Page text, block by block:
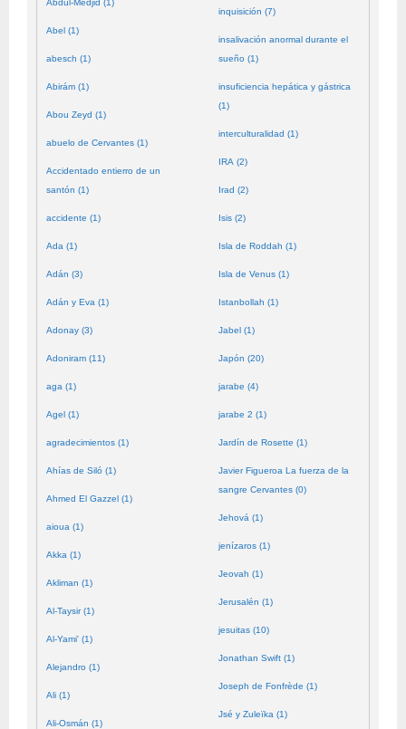
Abdul-Medjid (1)
Abel (1)
abesch (1)
Abirám (1)
Abou Zeyd (1)
abuelo de Cervantes (1)
Accidentado entierro de un
santón (1)
accidente (1)
Ada (1)
Adán (3)
Adán y Eva (1)
Adonay (3)
Adoniram (11)
aga (1)
Agel (1)
agradecimientos (1)
Ahías de Siló (1)
Ahmed El Gazzel (1)
aioua (1)
Akka (1)
Akliman (1)
Al-Taysir (1)
Al-Yami' (1)
Alejandro (1)
Ali (1)
Ali-Osmán (1)
inquisición (7)
insalivación anormal durante el
sueño (1)
insuficiencia hepática y gástrica
(1)
interculturalidad (1)
IRA (2)
Irad (2)
Isis (2)
Isla de Roddah (1)
Isla de Venus (1)
Istanbollah (1)
Jabel (1)
Japón (20)
jarabe (4)
jarabe 2 (1)
Jardín de Rosette (1)
Javier Figueroa La fuerza de la
sangre Cervantes (0)
Jehová (1)
jenízaros (1)
Jeovah (1)
Jerusalén (1)
jesuitas (10)
Jonathan Swift (1)
Joseph de Fonfrède (1)
Jsé y Zuleïka (1)